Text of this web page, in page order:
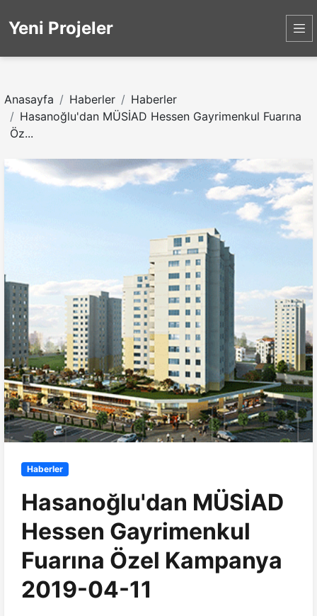
Yeni Projeler
Anasayfa Haberler
Haberler
Hasanoğlu'dan MÜSİAD Hessen Gayrimenkul Fuarına
Öz...
Haberler
Hasanoğlu'dan MÜSİAD
Hessen Gayrimenkul
Fuarına Özel Kampanya
2019-04-11